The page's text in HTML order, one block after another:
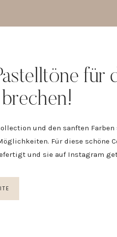
für
und den sanften
Für diese schöne
und sie auf Instagram